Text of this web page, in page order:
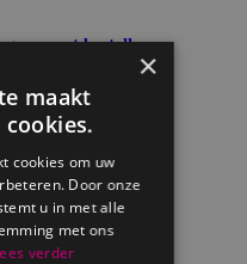
met bestellen
×
maakt
cookies om uw
Door onze
u in met alle
met ons
verder